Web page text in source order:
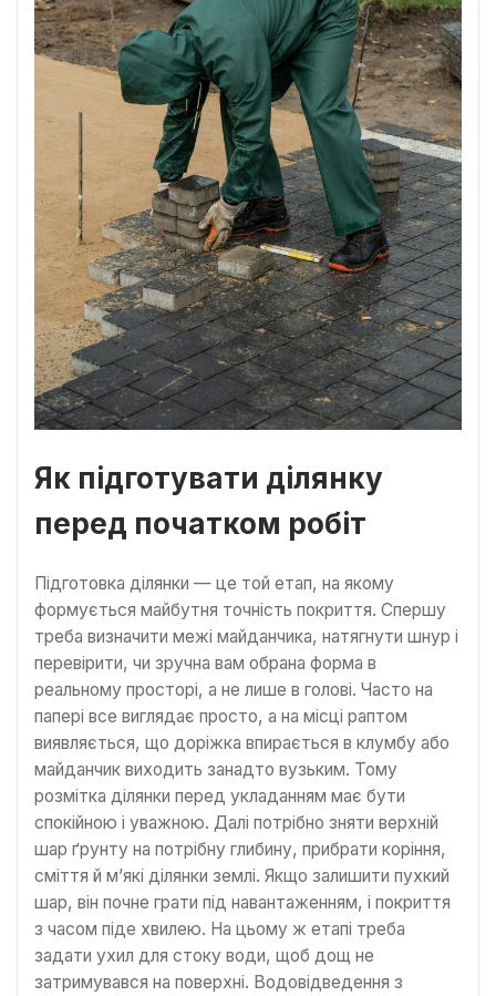
Як підготувати ділянку
перед початком робіт
Підготовка ділянки — це той етап, на якому
формується майбутня точність покриття. Спершу
треба визначити межі майданчика, натягнути шнур і
перевірити, чи зручна вам обрана форма в
реальному просторі, а не лише в голові. Часто на
папері все виглядає просто, а на місці раптом
виявляється, що доріжка впирається в клумбу або
майданчик виходить занадто вузьким. Тому
розмітка ділянки перед укладанням має бути
спокійною і уважною. Далі потрібно зняти верхній
шар ґрунту на потрібну глибину, прибрати коріння,
сміття й м’які ділянки землі. Якщо залишити пухкий
шар, він почне грати під навантаженням, і покриття
з часом піде хвилею. На цьому ж етапі треба
задати ухил для стоку води, щоб дощ не
затримувався на поверхні. Водовідведення з